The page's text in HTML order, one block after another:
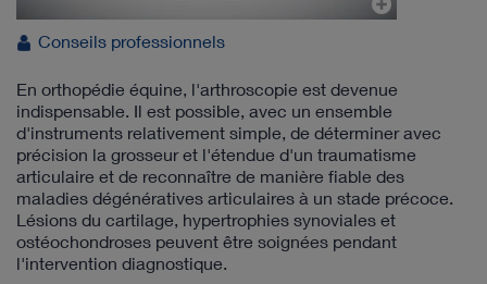
Conseils professionnels
En orthopédie équine, l'arthroscopie est devenue
indispensable. Il est possible, avec un ensemble
d'instruments relativement simple, de déterminer avec
précision la grosseur et l'étendue d'un traumatisme
articulaire et de reconnaître de manière fiable des
maladies dégénératives articulaires à un stade précoce.
Lésions du cartilage, hypertrophies synoviales et
ostéochondroses peuvent être soignées pendant
l'intervention diagnostique.